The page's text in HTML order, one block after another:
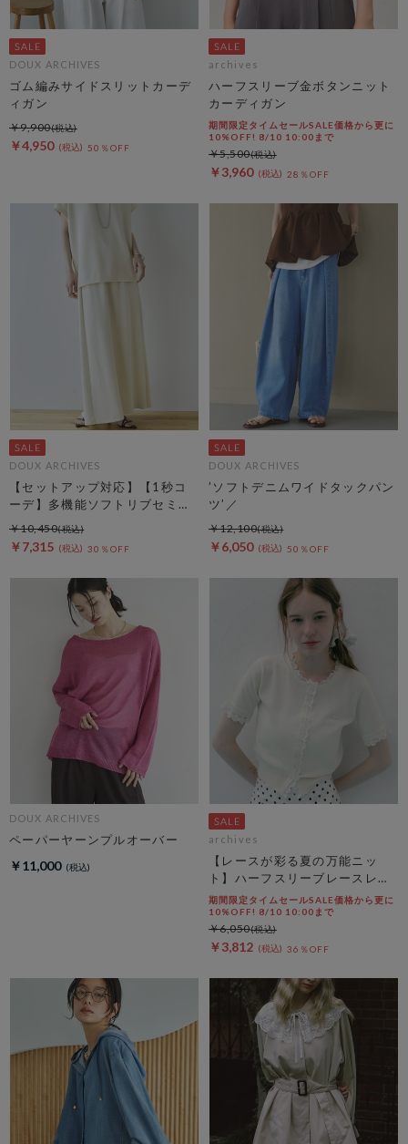
DOUX ARCHIVES
ゴム編みサイドスリットカーデ
ィガン
￥4,950 50％OFF
￥9,900
archives
ハーフスリーブ金ボタンニット
カーディガン
期間限定タイムセールSALE価格から更に
10%OFF! 8/10 10:00まで
￥3,960 28％OFF
￥5,500
DOUX ARCHIVES
【セットアップ対応】【1秒コ
ーデ】多機能ソフトリブセミフ
レアスカート
￥7,315 30％OFF
￥10,450
DOUX ARCHIVES
’ソフトデニムワイドタックパン
ツ’／
￥6,050 50％OFF
￥12,100
DOUX ARCHIVES
ペーパーヤーンプルオーバー
￥11,000
archives
【レースが彩る夏の万能ニッ
ト】ハーフスリーブレースレイ
ヤードニットカーディガン
期間限定タイムセールSALE価格から更に
10%OFF! 8/10 10:00まで
￥3,812 36％OFF
￥6,050